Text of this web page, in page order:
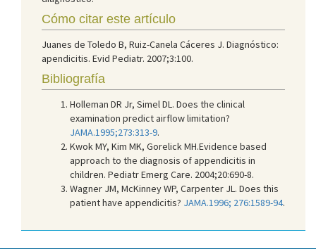
Cómo citar este artículo
Juanes de Toledo B, Ruiz-Canela Cáceres J. Diagnóstico:
apendicitis. Evid Pediatr. 2007;3:100.
Bibliografía
Holleman DR Jr, Simel DL. Does the clinical
examination predict airflow limitation?
JAMA.1995;273:313-9.
Kwok MY, Kim MK, Gorelick MH.Evidence based
approach to the diagnosis of appendicitis in
children. Pediatr Emerg Care. 2004;20:690-8.
Wagner JM, McKinney WP, Carpenter JL. Does this
patient have appendicitis? JAMA.1996; 276:1589-94.